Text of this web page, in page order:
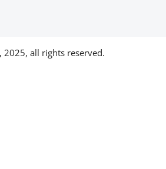
2025, all rights reserved.